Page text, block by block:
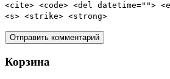
<cite> <code> <del datetime="">
<s> <strike> <strong>
Корзина